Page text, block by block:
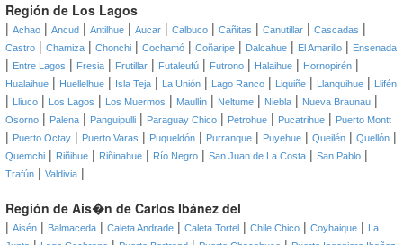
Región de Los Lagos
| Achao | Ancud | Antilhue | Aucar | Calbuco | Cañitas | Canutillar | Cascadas |
Castro | Chamiza | Chonchi | Cochamó | Coñaripe | Dalcahue | El Amarillo | Ensenada
| Entre Lagos | Fresia | Frutillar | Futaleufú | Futrono | Halaihue | Hornopirén |
Hualaihue | Huellelhue | Isla Teja | La Unión | Lago Ranco | Liquiñe | Llanquihue | Llifén
| Lliuco | Los Lagos | Los Muermos | Maullín | Neltume | Niebla | Nueva Braunau |
Osorno | Palena | Panguipulli | Paraguay Chico | Petrohue | Pucatrihue | Puerto Montt
| Puerto Octay | Puerto Varas | Puqueldón | Purranque | Puyehue | Queilén | Quellón |
Quemchi | Riñihue | Riñinahue | Río Negro | San Juan de La Costa | San Pablo |
Trafún | Valdivia |
Región de Ais�n de Carlos Ibánez del
| Aisén | Balmaceda | Caleta Andrade | Caleta Tortel | Chile Chico | Coyhaique |
La